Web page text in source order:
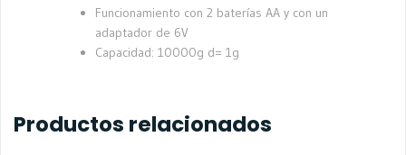
Funcionamiento con 2 baterías AA y con un
adaptador de 6V
Capacidad: 10000g d= 1g
Productos relacionados